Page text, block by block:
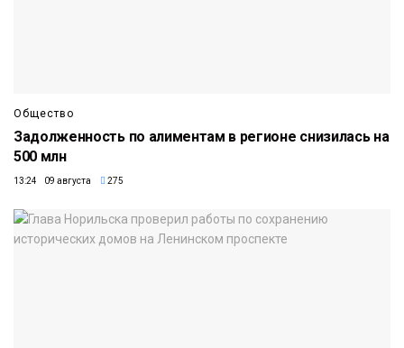
Общество
Задолженность по алиментам в регионе снизилась на
500 млн
13:24 09 августа 275